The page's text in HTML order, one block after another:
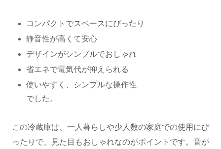
コンパクトでスペースにぴったり
静音性が高くて安心
デザインがシンプルでおしゃれ
省エネで電気代が抑えられる
使いやすく、シンプルな操作性
でした。
この冷蔵庫は、一人暮らしや少人数の家庭での使用にぴ
ったりで、見た目もおしゃれなのがポイントです。音が